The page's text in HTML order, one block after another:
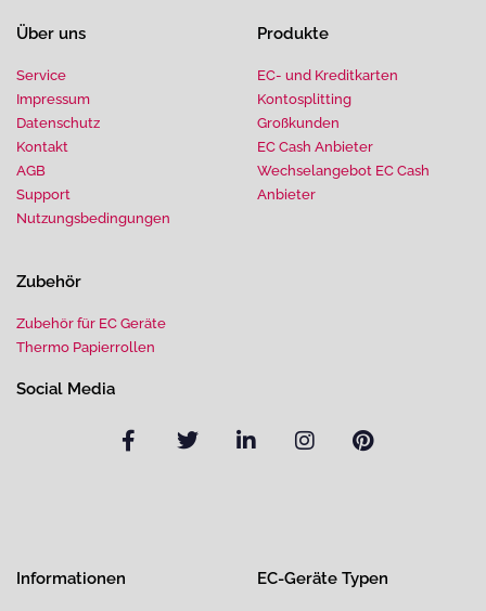
Über uns
Service
Impressum
Datenschutz
Kontakt
AGB
Support
Nutzungsbedingungen
Produkte
EC- und Kreditkarten
Kontosplitting
Großkunden
EC Cash Anbieter
Wechselangebot EC Cash
Anbieter
Zubehör
Zubehör für EC Geräte
Thermo Papierrollen
Social Media
Informationen EC-Geräte Typen